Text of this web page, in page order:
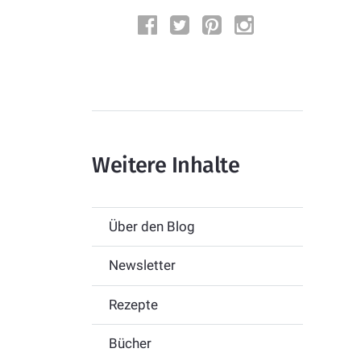
Weitere Inhalte
Über den Blog
Newsletter
Rezepte
Bücher